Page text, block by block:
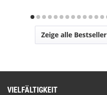
Zeige alle Bestseller
VIELFÄLTIGKEIT